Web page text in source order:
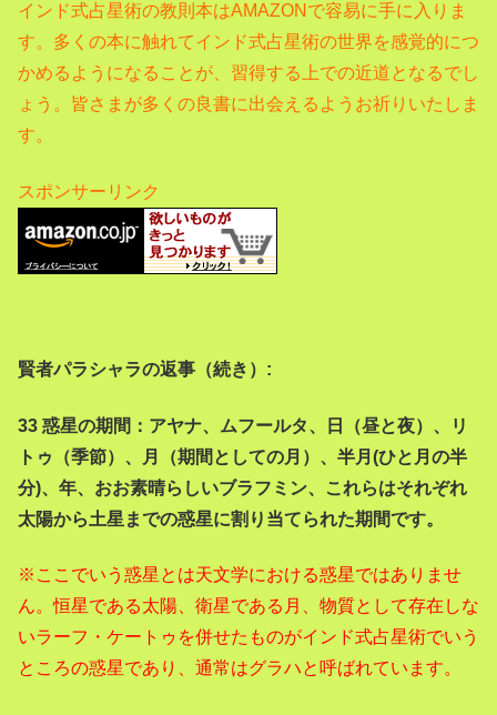
インド式占星術の教則本はAMAZONで容易に手に入りま
す。 多くの本に触れてインド式占星術の世界を感覚的につ
かめるようになることが、習得する上での近道となるでし
ょう。 皆さまが多くの良書に出会えるようお祈りいたしま
す。
スポンサーリンク
賢者パラシャラの返事（続き）:
33 惑星の期間：アヤナ、ムフールタ、日（昼と夜）、リ
トゥ（季節）、月（期間としての月）、半月(ひと月の半
分)、年、おお素晴らしいブラフミン、これらはそれぞれ
太陽から土星までの惑星に割り当てられた期間です。
※ここでいう惑星とは天文学における惑星ではありませ
ん。恒星である太陽、衛星である月、物質として存在しな
いラーフ・ケートゥを併せたものがインド式占星術でいう
ところの惑星であり、通常はグラハと呼ばれています。